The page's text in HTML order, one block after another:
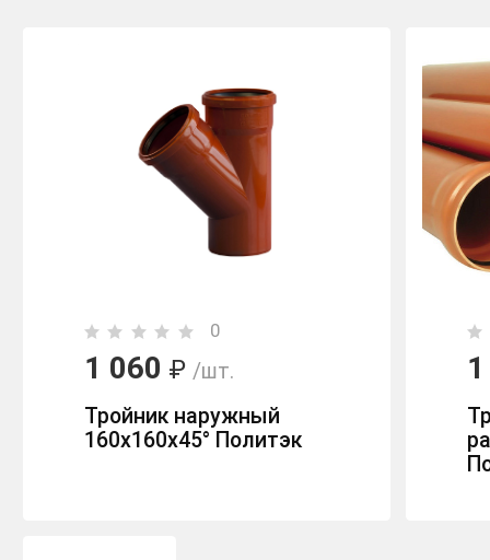
0
1 060 ₽ /шт.
Тройник наружный
160х160х45° Политэк